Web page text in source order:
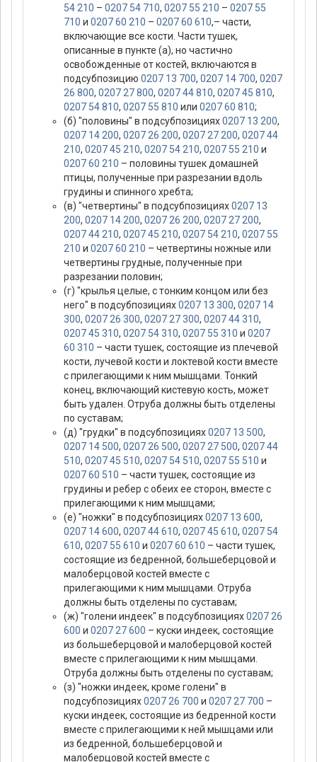
54 210 – 0207 54 710, 0207 55 210 – 0207 55
710 и 0207 60 210 – 0207 60 610,– части,
включающие все кости. Части тушек,
описанные в пункте (а), но частично
освобожденные от костей, включаются в
подсубпозицию 0207 13 700, 0207 14 700, 0207
26 800, 0207 27 800, 0207 44 810, 0207 45 810,
0207 54 810, 0207 55 810 или 0207 60 810;
(б) "половины" в подсубпозициях0207 13 200,
0207 14 200, 0207 26 200, 0207 27 200, 0207 44
210, 0207 45 210, 0207 54 210, 0207 55 210 и
0207 60 210 – половины тушек домашней
птицы, полученные при разрезании вдоль
грудины и спинного хребта;
(в) "четвертины" в подсубпозициях0207 13
200, 0207 14 200, 0207 26 200, 0207 27 200,
0207 44 210, 0207 45 210, 0207 54 210, 0207 55
210 и 0207 60 210 – четвертины ножные или
четвертины грудные, полученные при
разрезании половин;
(г) "крылья целые, с тонким концом или без
него" в подсубпозициях0207 13 300, 0207 14
300, 0207 26 300, 0207 27 300, 0207 44 310,
0207 45 310, 0207 54 310, 0207 55 310 и 0207
60 310 – части тушек, состоящие из плечевой
кости, лучевой кости и локтевой кости вместе
с прилегающими к ним мышцами. Тонкий
конец, включающий кистевую кость, может
быть удален. Отруба должны быть отделены
по суставам;
(д) "грудки" в подсубпозициях0207 13 500,
0207 14 500, 0207 26 500, 0207 27 500, 0207 44
510, 0207 45 510, 0207 54 510, 0207 55 510 и
0207 60 510 – части тушек, состоящие из
грудины и ребер с обеих ее сторон, вместе с
прилегающими к ним мышцами;
(е) "ножки" в подсубпозициях0207 13 600,
0207 14 600, 0207 44 610, 0207 45 610, 0207 54
610, 0207 55 610 и 0207 60 610 – части тушек,
состоящие из бедренной, большеберцовой и
малоберцовой костей вместе с
прилегающими к ним мышцами. Отруба
должны быть отделены по суставам;
(ж) "голени индеек" в подсубпозициях0207 26
600 и 0207 27 600 – куски индеек, состоящие
из большеберцовой и малоберцовой костей
вместе с прилегающими к ним мышцами.
Отруба должны быть отделены по суставам;
(з) "ножки индеек, кроме голени" в
подсубпозициях0207 26 700 и 0207 27 700 –
куски индеек, состоящие из бедренной кости
вместе с прилегающими к ней мышцами или
из бедренной, большеберцовой и
малоберцовой костей вместе с